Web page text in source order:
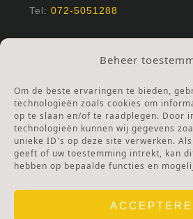
Beheer
Om de beste ervaringen te bieden,
technologieën zoals cookies om
op te slaan en/of te raadplegen. Door
technologieën kunnen wij gegevens
unieke ID's op deze site verwerken.
geeft of uw toestemming intrekt, kan
hebben op bepaalde functies en
Tel:072-5051288
REKENINGNUMMERS
NL25INGB0000672168
Ga naar Doneren
ANBI Stichting
RSIN nummer:002832987